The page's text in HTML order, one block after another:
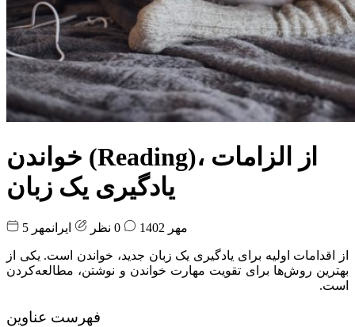
خواندن (Reading)، از الزامات
یادگیری یک زبان
5 مهر 1402 ایرانمهر
از اقدامات اولیه برای یادگیری یک زبان جدید، خواندن است. یکی از
بهترین روش‌ها برای تقویت مهارت خواندن و نوشتن، مطالعه‌کردن
است.
فهرست عناوین